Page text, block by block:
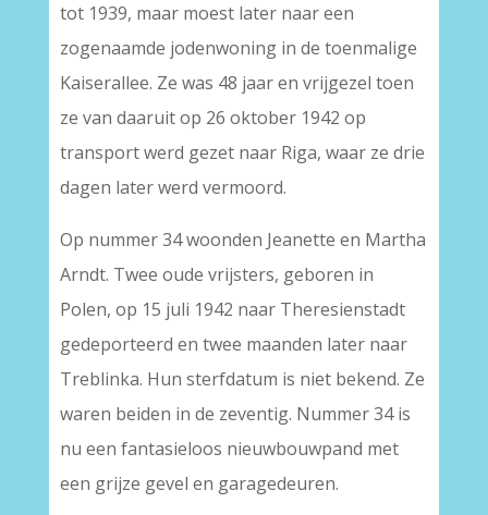
tot 1939, maar moest later naar een
zogenaamde jodenwoning in de toenmalige
Kaiserallee. Ze was 48 jaar en vrijgezel toen
ze van daaruit op 26 oktober 1942 op
transport werd gezet naar Riga, waar ze drie
dagen later werd vermoord.
Op nummer 34 woonden Jeanette en Martha
Arndt. Twee oude vrijsters, geboren in
Polen, op 15 juli 1942 naar Theresienstadt
gedeporteerd en twee maanden later naar
Treblinka. Hun sterfdatum is niet bekend. Ze
waren beiden in de zeventig. Nummer 34 is
nu een fantasieloos nieuwbouwpand met
een grijze gevel en garagedeuren.